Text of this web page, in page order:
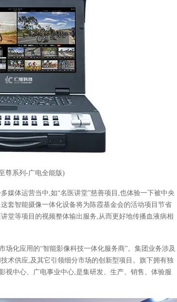
尊系列-广电全能版)
媒体运营当中,如“名医讲堂”慈善项目,也体验一下被中央
套智能摄像一体化设备将为陈霞基金会的活动项目节省
堂等项目的视频整体输出服务,从而更好地传播血液病相
场化应用的“智能影像科技一体化服务商”。集团业务涉及
术供应,及其它引领细分市场的创新型项目。旗下拥有独
视中心、广电事业中心,是集研发、生产、销售、体验服